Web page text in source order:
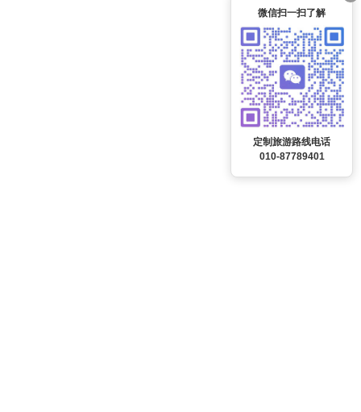
微信扫一扫了解
定制旅游路线电话
010-87789401